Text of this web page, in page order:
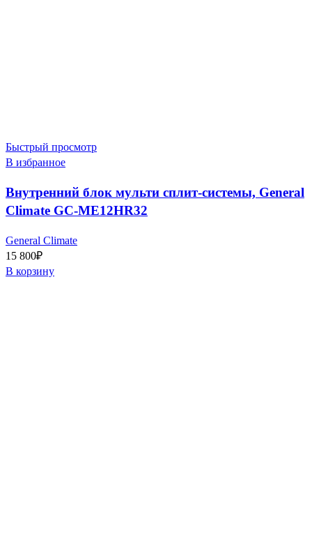
Быстрый просмотр
В избранное
Внутренний блок мульти сплит-системы, General
Climate GC-ME12HR32
General Climate
15 800₽
В корзину